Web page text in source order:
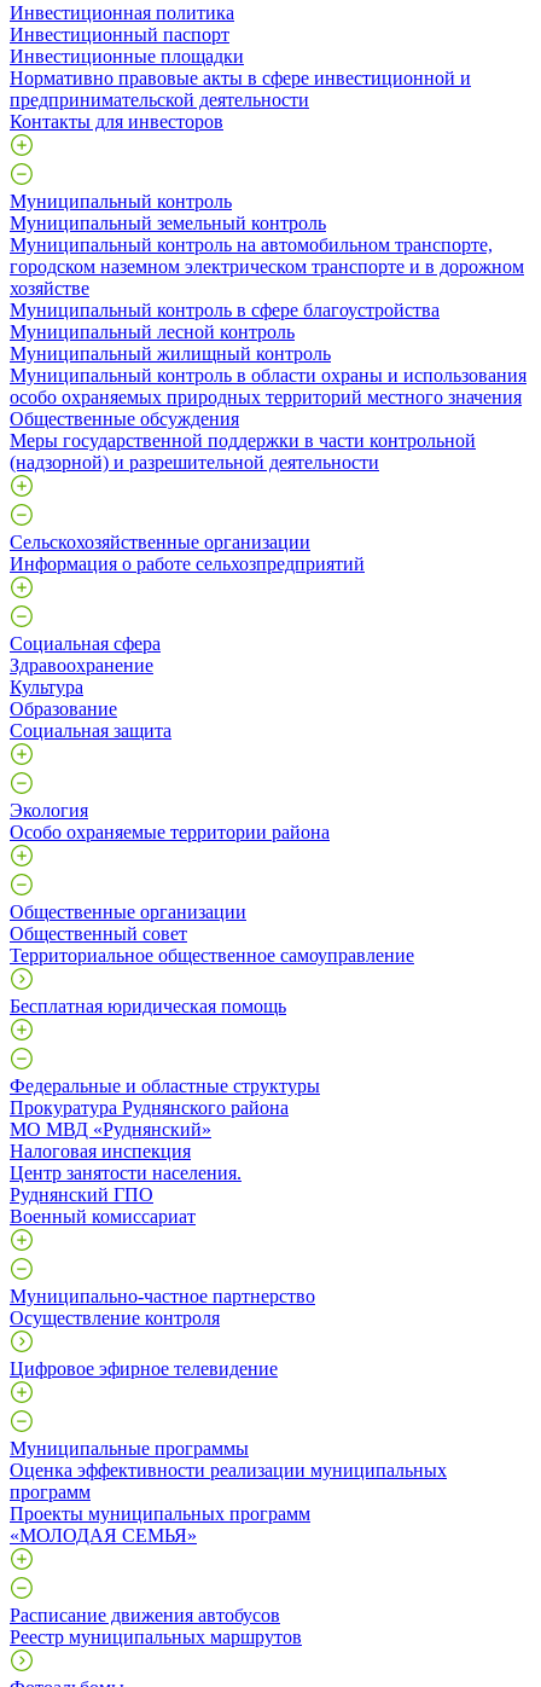
Инвестиционная политика
Инвестиционный паспорт
Инвестиционные площадки
Нормативно правовые акты в сфере инвестиционной и
предпринимательской деятельности
Контакты для инвесторов
Муниципальный контроль
Муниципальный земельный контроль
Муниципальный контроль на автомобильном транспорте,
городском наземном электрическом транспорте и в дорожном
хозяйстве
Муниципальный контроль в сфере благоустройства
Муниципальный лесной контроль
Муниципальный жилищный контроль
Муниципальный контроль в области охраны и использования
особо охраняемых природных территорий местного значения
Общественные обсуждения
Меры государственной поддержки в части контрольной
(надзорной) и разрешительной деятельности
Сельскохозяйственные организации
Информация о работе сельхозпредприятий
Социальная сфера
Здравоохранение
Культура
Образование
Социальная защита
Экология
Особо охраняемые территории района
Общественные организации
Общественный совет
Территориальное общественное самоуправление
Бесплатная юридическая помощь
Федеральные и областные структуры
Прокуратура Руднянского района
МО МВД «Руднянский»
Налоговая инспекция
Центр занятости населения.
Руднянский ГПО
Военный комиссариат
Муниципально-частное партнерство
Осуществление контроля
Цифровое эфирное телевидение
Муниципальные программы
Оценка эффективности реализации муниципальных
программ
Проекты муниципальных программ
«МОЛОДАЯ СЕМЬЯ»
Расписание движения автобусов
Реестр муниципальных маршрутов